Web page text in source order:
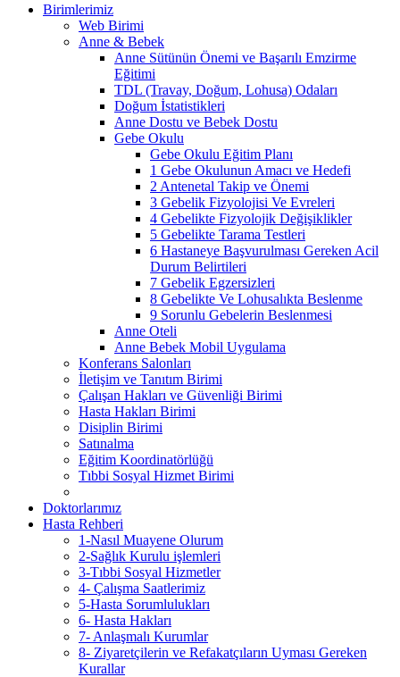
Birimlerimiz
Web Birimi
Anne & Bebek
Anne Sütünün Önemi ve Başarılı Emzirme
Eğitimi
TDL (Travay, Doğum, Lohusa) Odaları
Doğum İstatistikleri
Anne Dostu ve Bebek Dostu
Gebe Okulu
Gebe Okulu Eğitim Planı
1 Gebe Okulunun Amacı ve Hedefi
2 Antenetal Takip ve Önemi
3 Gebelik Fizyolojisi Ve Evreleri
4 Gebelikte Fizyolojik Değişiklikler
5 Gebelikte Tarama Testleri
6 Hastaneye Başvurulması Gereken Acil
Durum Belirtileri
7 Gebelik Egzersizleri
8 Gebelikte Ve Lohusalıkta Beslenme
9 Sorunlu Gebelerin Beslenmesi
Anne Oteli
Anne Bebek Mobil Uygulama
Konferans Salonları
İletişim ve Tanıtım Birimi
Çalışan Hakları ve Güvenliği Birimi
Hasta Hakları Birimi
Disiplin Birimi
Satınalma
Eğitim Koordinatörlüğü
Tıbbi Sosyal Hizmet Birimi
Doktorlarımız
Hasta Rehberi
1-Nasıl Muayene Olurum
2-Sağlık Kurulu işlemleri
3-Tıbbi Sosyal Hizmetler
4- Çalışma Saatlerimiz
5-Hasta Sorumlulukları
6- Hasta Hakları
7- Anlaşmalı Kurumlar
8- Ziyaretçilerin ve Refakatçıların Uyması Gereken
Kurallar